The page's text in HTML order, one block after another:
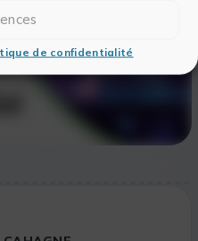
de confidentialité